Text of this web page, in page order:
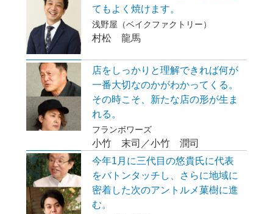
てもよく焼けます。
浅野屋（ベイクファクトリー）
村松 龍馬
店をしっかりと理解できれば何が
一番大切なのかがわかってくる。
その時こそ、新たな店の形が生ま
れる。
フランボワーズ
小竹 末司／小竹 潤司
今年1月に三代目の悠貴氏に代表
をバトンタッチし、さらに地域に
密着した次のアントルメ菓樹に進
む。